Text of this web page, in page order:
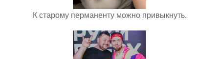
К старому перманенту можно привыкнуть.